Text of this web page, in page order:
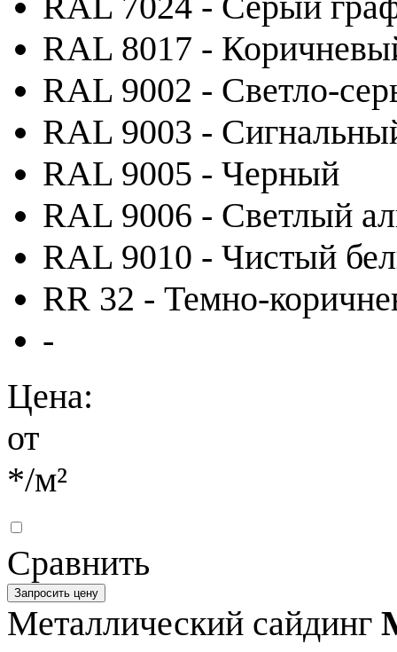
RAL 8017 -
RAL 9002 - Светло-
RAL 9003 -
RAL 9005 - Черный
RAL 9006 - Светлый
RAL 9010 - Чистый
RR 32 - Темно-
-
Цена:
от
*/м²
Сравнить
Запросить цену
Металлический сайдинг